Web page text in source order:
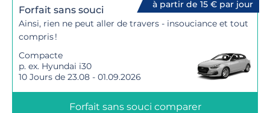
à partir de 15 € par jour
Forfait sans souci
Ainsi, rien ne peut aller de travers - insouciance et tout
compris !
Compacte
p. ex. Hyundai i30
10 Jours de 23.08 - 01.09.2026
Forfait sans souci comparer